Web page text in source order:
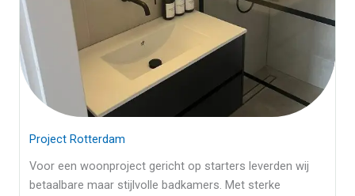
Project Rotterdam
Voor een woonproject gericht op starters leverden wij
betaalbare maar stijlvolle badkamers. Met sterke